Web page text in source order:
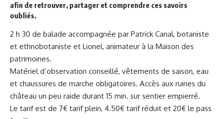
afin de retrouver, partager et comprendre ces savoirs
oubliés.
2 h 30 de balade accompagnée par Patrick Canal, botaniste
et ethnobotaniste et Lionel, animateur à la Maison des
patrimoines.
Matériel d’observation conseillé, vêtements de saison, eau
et chaussures de marche obligatoires. Accès aux ruines du
château un peu raide durant 15 min. sur sentier empierré.
Le tarif est de 7€ tarif plein, 4.50€ tarif réduit et 20€ le pass